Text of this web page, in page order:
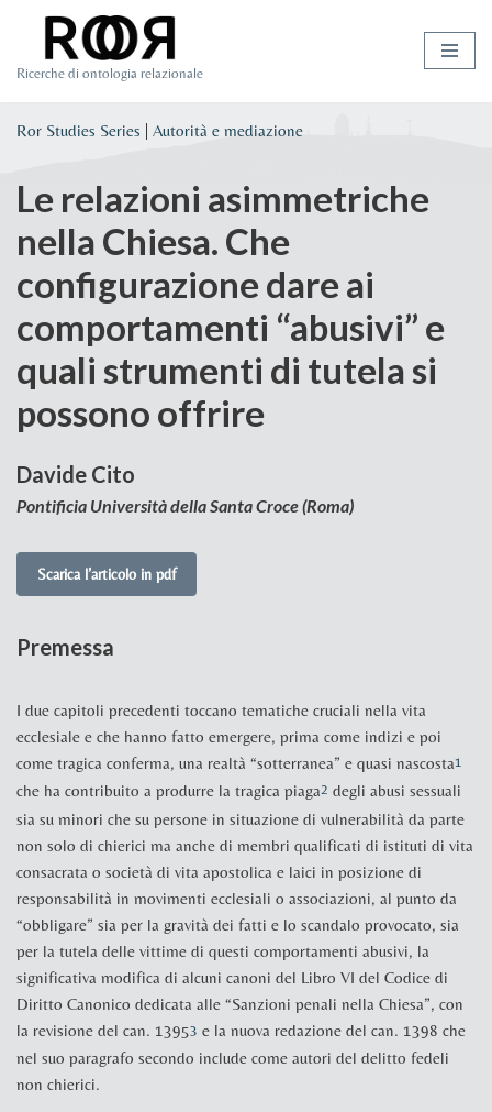
Ricerche di ontologia relazionale
Ror Studies Series Autorità e mediazione
Le relazioni asimmetriche
nella Chiesa. Che
configurazione dare ai
comportamenti “abusivi” e
quali strumenti di tutela si
possono offrire
Davide Cito
Pontificia Università della Santa Croce (Roma)
Scarica l’articolo in pdf
Premessa
I due capitoli precedenti toccano tematiche cruciali nella vita
ecclesiale e che hanno fatto emergere, prima come indizi e poi
come tragica conferma, una realtà “sotterranea” e quasi nascosta1
che ha contribuito a produrre la tragica piaga2 degli abusi sessuali
sia su minori che su persone in situazione di vulnerabilità da parte
non solo di chierici ma anche di membri qualificati di istituti di vita
consacrata o società di vita apostolica e laici in posizione di
responsabilità in movimenti ecclesiali o associazioni, al punto da
“obbligare” sia per la gravità dei fatti e lo scandalo provocato, sia
per la tutela delle vittime di questi comportamenti abusivi, la
significativa modifica di alcuni canoni del Libro VI del Codice di
Diritto Canonico dedicata alle “Sanzioni penali nella Chiesa”, con
la revisione del can. 13953 e la nuova redazione del can. 1398 che
nel suo paragrafo secondo include come autori del delitto fedeli
non chierici.